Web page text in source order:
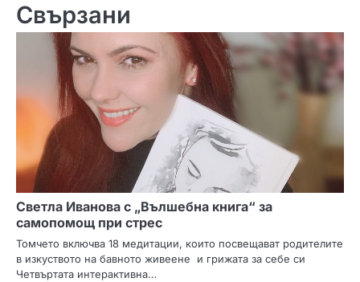
г
я
Свързани
Светла Иванова с „Вълшебна книга“ за
самопомощ при стрес
Томчето включва 18 медитации, които посвещават родителите
в изкуството на бавното живеене и грижата за себе си
Четвъртата интерактивна…